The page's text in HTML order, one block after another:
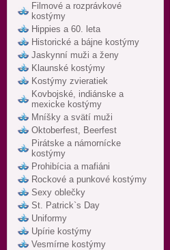
Filmové a rozprávkové
kostýmy
Hippies a 60. leta
Historické a bájne kostýmy
Jaskynní muži a ženy
Klaunské kostýmy
Kostýmy zvieratiek
Kovbojské, indiánske a
mexicke kostýmy
Mníšky a svätí muži
Oktoberfest, Beerfest
Pirátske a námornícke
kostýmy
Prohibícia a mafiáni
Rockové a punkové kostýmy
Sexy oblečky
St. Patrick`s Day
Uniformy
Upírie kostýmy
Vesmírne kostýmy